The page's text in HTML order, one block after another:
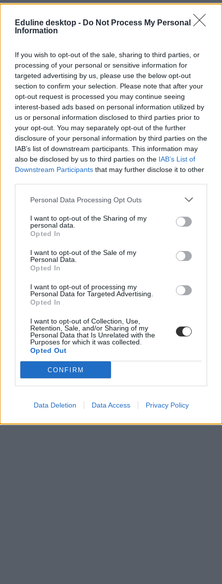
Eduline desktop - Do Not Process My Personal
Information
If you wish to opt-out of the sale, sharing to third parties, or
processing of your personal or sensitive information for
targeted advertising by us, please use the below opt-out
section to confirm your selection. Please note that after your
opt-out request is processed you may continue seeing
interest-based ads based on personal information utilized by
us or personal information disclosed to third parties prior to
your opt-out. You may separately opt-out of the further
disclosure of your personal information by third parties on the
IAB’s list of downstream participants. This information may
also be disclosed by us to third parties on the IAB’s List of
Downstream Participants that may further disclose it to other
Personal Data Processing Opt Outs
I want to opt-out of the Sharing of my
personal data.
Opted In
I want to opt-out of the Sale of my
Personal Data.
Opted In
I want to opt-out of processing my
Personal Data for Targeted Advertising.
Opted In
I want to opt-out of Collection, Use,
Retention, Sale, and/or Sharing of my
Personal Data that Is Unrelated with the
Purposes for which it was collected.
Opted Out
CONFIRM
Data Deletion Data Access Privacy Policy
verseny
kerékpár
bicikli
campus life
napi tudomány
big mac
tour de france
kalória